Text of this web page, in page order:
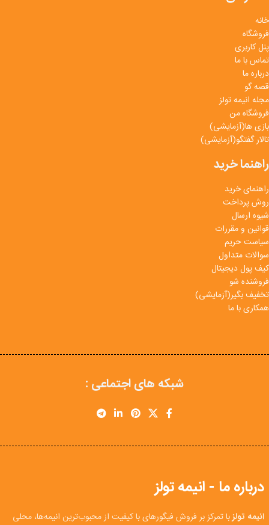
خانه
فروشگاه
پنل کاربری
تماس با ما
درباره ما
قصه گو
مجله انیمه تولز
فروشگاه من
بازی ها(آزمایشی)
تالار گفتگو(آزمایشی)
راهنما خرید
راهنمای خرید
روش پرداخت
شیوه ارسال
قوانین و مقررات
سیاست حریم
سوالات متداول
کیف پول دیجیتال
فروشنده شو
تخفیف بگیر(آزمایشی)
همکاری با ما
شبکه های اجتماعی :
درباره ما - انیمه تولز
انیمه تولزبا تمرکز بر فروش فیگورهای با کیفیت از محبوب‌ترین انیمه‌ها، محلی